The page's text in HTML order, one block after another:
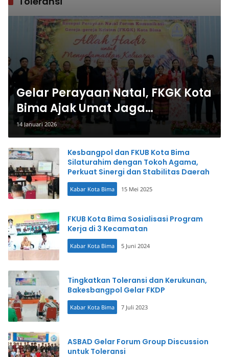
Gelar Perayaan Natal, FKGK Kota
Bima Ajak Umat Jaga
Kerukunan dan Saling Mengasihi
14 Januari 2026
Kesbangpol dan FKUB Kota Bima
Silaturahim dengan Tokoh Agama,
Perkuat Sinergi dan Stabilitas Daerah
Kabar Kota Bima 15 Mei 2025
FKUB Kota Bima Sosialisasi Program
Kerja di 3 Kecamatan
Kabar Kota Bima 5 Juni 2024
Tingkatkan Toleransi dan Kerukunan,
Bakesbangpol Gelar FKDP
Kabar Kota Bima 7 Juli 2023
ASBAD Gelar Forum Group Discussion
untuk Toleransi